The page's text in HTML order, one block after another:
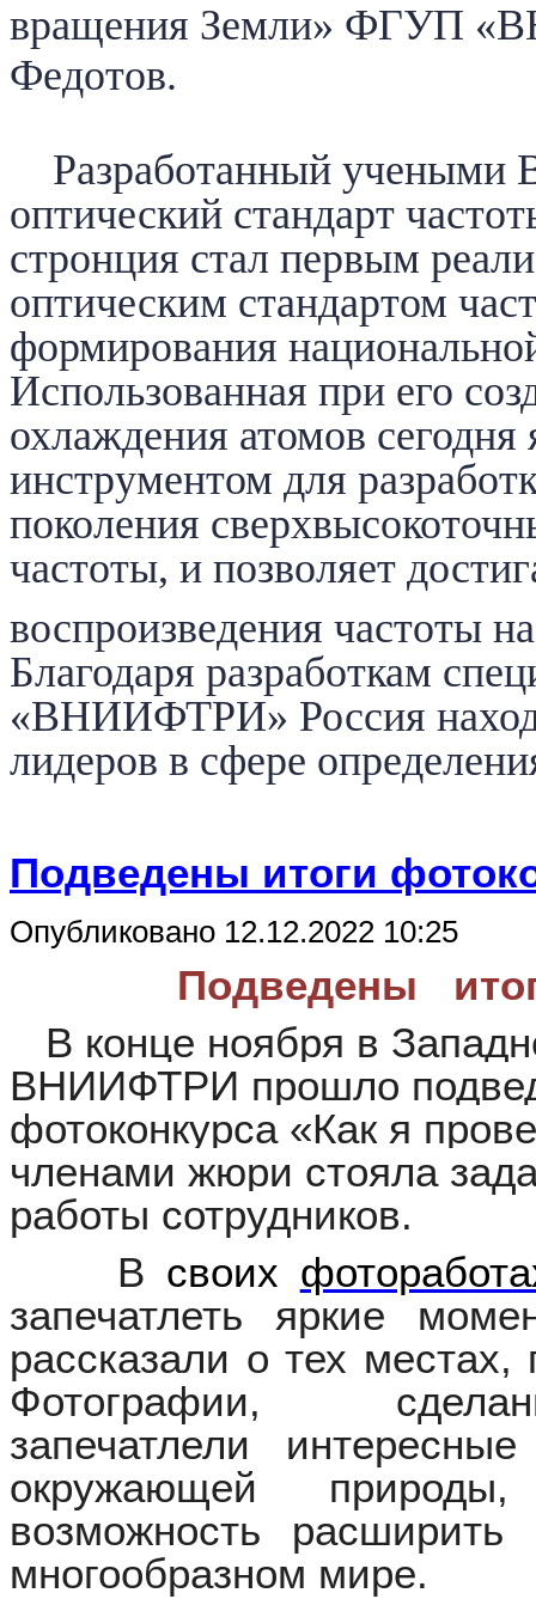
вращения Земли» ФГУП
Федотов.
Разработанный
оптический стандарт
стронция стал первым
оптическим стандартом
формирования
Использованная при его
охлаждения атомов
инструментом для
поколения
частоты, и позволяет
воспроизведения частоты
Благодаря разработкам
«ВНИИФТРИ» Россия
лидеров в сфере
Подведены итоги
Опубликовано 12.12.2022 10:25
Подведены
В конце ноября в
ВНИИФТРИ прошло
фотоконкурса «Как я
членами жюри стояла
работы сотрудников.
В своих
запечатлеть яркие
рассказали о тех
Фотографии,
запечатлели
окружающей
возможность
многообразном мире.